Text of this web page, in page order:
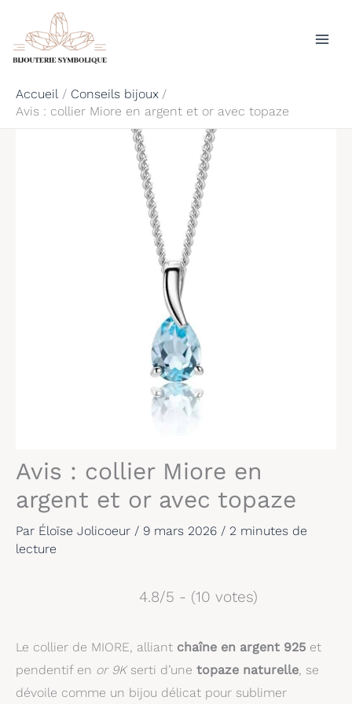
contenu
Accueil
Conseils bijoux
Avis : collier Miore en argent et or avec topaze
Avis : collier Miore en
argent et or avec topaze
Par Éloïse Jolicoeur / 9 mars 2026 / 2 minutes de
lecture
4.8/5 - (10 votes)
Le collier de MIORE, alliant chaîne en argent 925 et
pendentif en or 9Kserti d’une topaze naturelle, se
dévoile comme un bijou délicat pour sublimer
Rechercher